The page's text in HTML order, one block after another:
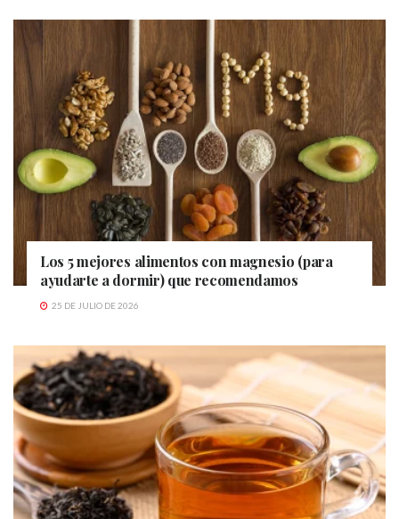
Los 5 mejores alimentos con magnesio (para
ayudarte a dormir) que recomendamos
25 DE JULIO DE 2026